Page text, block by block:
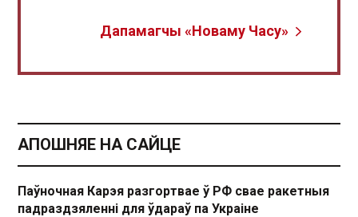
Дапамагчы «Новаму Часу»
АПОШНЯЕ НА САЙЦЕ
Паўночная Карэя разгортвае ў РФ свае ракетныя
падраздзяленні для ўдараў па Украіне